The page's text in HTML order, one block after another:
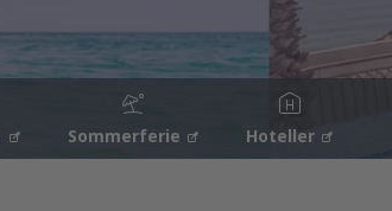
Sommerferie Hoteller